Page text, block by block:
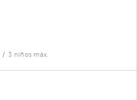
/ 3 niños máx.